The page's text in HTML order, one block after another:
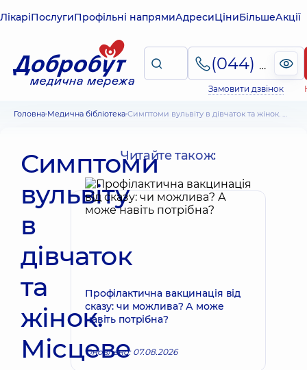
ЛікаріПослугиПрофільні напрямиАдресиЦіниБільшеАкції
(044) 495-2-888
Замовити дзвінок
Головна Медична бібліотека Симптоми вульвіту в дівчаток та жінок. Місцеве та загальне лікування
Симптоми
вульвіту
в
дівчаток
та
жінок.
Місцеве
Читайте також:
Профілактична вакцинація від
сказу: чи можлива? А може
навіть потрібна?
Оновлено: 07.08.2026